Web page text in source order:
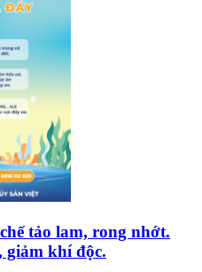
tảo lam, rong nhớt.
giảm khí độc.